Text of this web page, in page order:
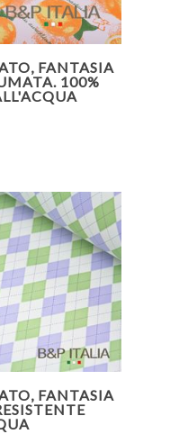
FANTASIA
100%
FANTASIA